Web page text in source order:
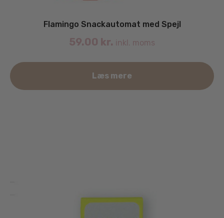
Flamingo Snackautomat med Spejl
59.00 kr. inkl. moms
Læs mere